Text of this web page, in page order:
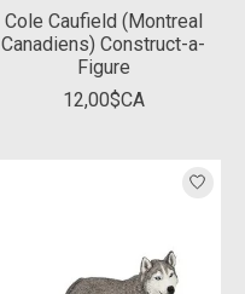
Cole Caufield (Montreal
Canadiens) Construct-a-
Figure
12,00$CA